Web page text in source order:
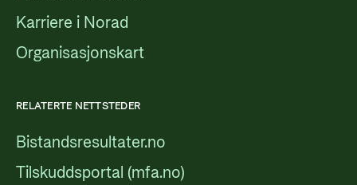
Karriere i Norad
Organisasjonskart
RELATERTE NETTSTEDER
Bistandsresultater.no
Tilskuddsportal (mfa.no)